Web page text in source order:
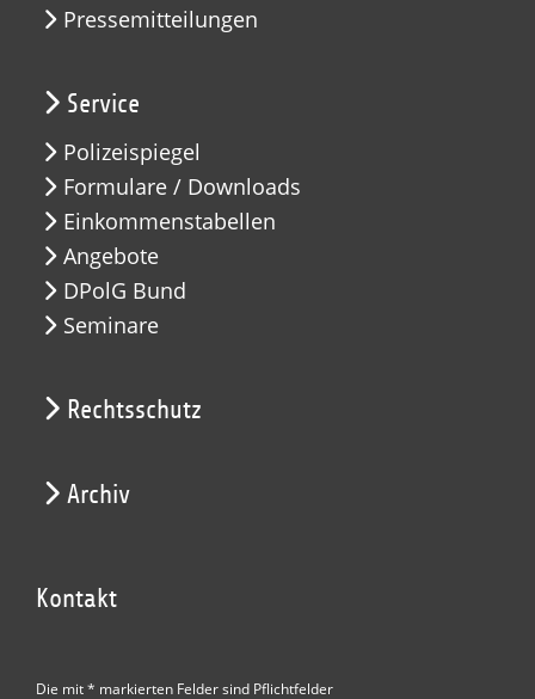
Pressemitteilungen
Service
Polizeispiegel
Formulare / Downloads
Einkommenstabellen
Angebote
DPolG Bund
Seminare
Rechtsschutz
Archiv
Kontakt
Die mit * markierten Felder sind Pflichtfelder